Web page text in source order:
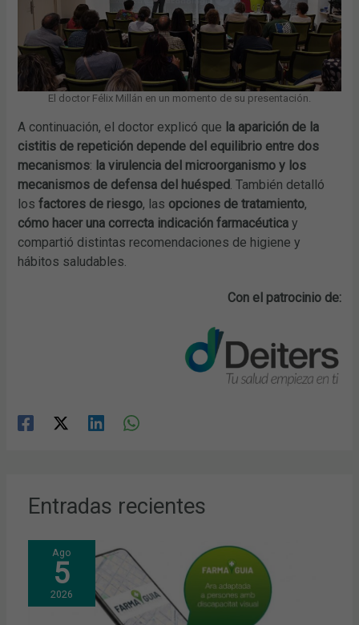
El doctor Félix Millán en un momento de su presentación.
A continuación, el doctor explicó que la aparición de la
cistitis de repetición depende del equilibrio entre dos
mecanismos: la virulencia del microorganismo y los
mecanismos de defensa del huésped . También detalló
losfactores de riesgo, las opciones de tratamiento,
cómo hacer una correcta indicación farmacéutica y
compartió distintas recomendaciones de higiene y
hábitos saludables.
Con el patrocinio de:
Entradas recientes
Ago
5
2026